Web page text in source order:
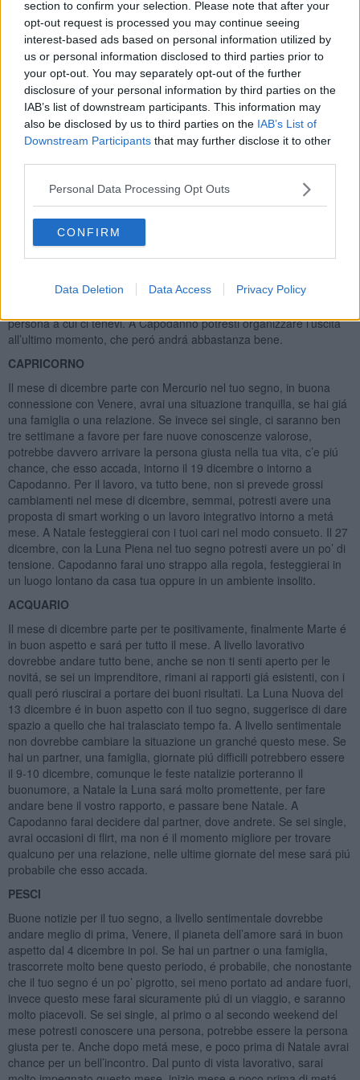
section to confirm your selection. Please note that after your
opt-out request is processed you may continue seeing
interest-based ads based on personal information utilized by
us or personal information disclosed to third parties prior to
your opt-out. You may separately opt-out of the further
disclosure of your personal information by third parties on the
IAB’s list of downstream participants. This information may
also be disclosed by us to third parties on the IAB’s List of
Downstream Participants that may further disclose it to other
Personal Data Processing Opt Outs
CONFIRM
Data Deletion Data Access Privacy Policy
nella gioia famigliare, al Capodanno deciderai all’ultimo momento
un programma in vicinanza, e sará la scelta giusta. Se sei single, a
dicembre potrai fare vari incontri, poco prima di metá mese o
intorno il 19 dicembre dovrebbero essere le giornate piú favorevoli,
per trovare una persona, che ti catturi l’attenzione.
SAGITTARIO
Sei in momento molto positivo nella tua vita, Venere il mese scorso
ha agevolato i tuoi piani, é molto probabile che ti avrá portato
l’amore, se sei single. Se non l’avesse fatto, hai ancora chance nei
possibilitá di tirare fuori una storia dalle nuove conoscenze non ci
sará, comunque al tuo segno gli piace anche avventurarsi, ora é il
momento, che te lo puoi permettere. Il lavoro va abbastanza bene,
Marte nel tuo segno ti fará tribolare, comunque, non dovresti
credere alle persone intorno il 19 dicembre. Natale non sará esente
organizzarti in tempo, per evitare stress. Immediatamente dopo
persona a cui ci tenevi. A Capodanno potresti organizzare l’uscita
all’ultimo momento, che peró andrá abbastanza bene.
CAPRICORNO
Il mese di dicembre parte con Mercurio nel tuo segno, in buona
connessione con Venere, avrai una situazione tranquilla, se hai giá
una famiglia o una relazione. Se invece sei single, ci saranno ben
tre settimane a favore per fare nuove conoscenze valorose,
potrebbe davvero arrivare la persona giusta nella tua vita, c’e piú
chance, che esso accada, intorno il 19 dicembre o intorno a
Capodanno. Per il lavoro, va tutto bene, non si prevede grossi
cambiamenti nel mese di dicembre, semmai, potresti avere una
proposta di smart working o un lavoro integrativo intorno a metá
mese. A Natale festeggierai con i tuoi cari nel modo consueto. Il 27
dicembre, con la Luna Piena nel tuo segno potresti avere un po’ di
tensione. Capodanno farai uno strappo alla regola, festeggierai in
un luogo lontano da casa tua oppure in un ambiente insolito.
ACQUARIO
Il mese di dicembre parte per te positivamente, finalmente Marte é
in buon aspetto e sará per tutto il mese. A livello lavorativo
dovrebbe andare tutto bene, anche se non ti senti aperto per le
novitá, se sei un imprenditore, rimani ai rapporti giá esistenti, con i
quali peró riuscirai a portare dei buoni risultati. La Luna Nuova del
13 dicembre é in buon aspetto con il tuo segno, suggerisce di dare
spazio a quello che hai tralasciato tempo fa. A livello sentimentale
non dovrebbe cambiare la situazione un granché questo mese. Se
hai un partner, una famiglia, giornate piú difficili potrebbero essere
il 9-10 dicembre, comunque le feste natalizie porteranno il
buonumore, a Natale la Luna sará molto promettente, per fare
andare bene il vostro rapporto, e passare bene Natale. A
Capodanno farai decidere dal partner, dove andrete. Se sei single,
avrai occasioni di flirt, ma non é il momento migliore per trovare
qualcuno per una relazione, nelle ultime giornate del mese sará piú
probabile che esso accada.
PESCI
Buone notizie per il tuo segno, a livello sentimentale dovrebbe
andare meglio di prima, Venere, il pianeta dell’amore sará in buon
aspetto dal 4 dicembre in poi. Se hai un partner o una famiglia,
trascorrete molto bene questo periodo, é probabile, che nonostante
che il tuo segno é un po’ pigrotto, sei meno portato ad andare fuori,
invece questo mese farai sicuramente piú di un viaggio, e saranno
molto piacevoli. Se sei single, al primo o al secondo weekend del
mese potresti conoscere una persona, potrebbe essere la persona
giusta per te. Anche dopo metá mese, e poco prima di Natale avrai
chance per un bell’incontro. Dal punto di vista lavorativo, sarai